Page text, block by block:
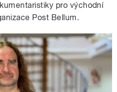
pro východní
Post Bellum.